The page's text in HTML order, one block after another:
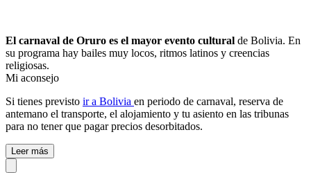
El carnaval de Oruro es el mayor evento cultural de Bolivia. En
su programa hay bailes muy locos, ritmos latinos y creencias
religiosas.
Mi aconsejo
Si tienes previsto ir a Bolivia en periodo de carnaval, reserva de
antemano el transporte, el alojamiento y tu asiento en las tribunas
para no tener que pagar precios desorbitados.
Leer más